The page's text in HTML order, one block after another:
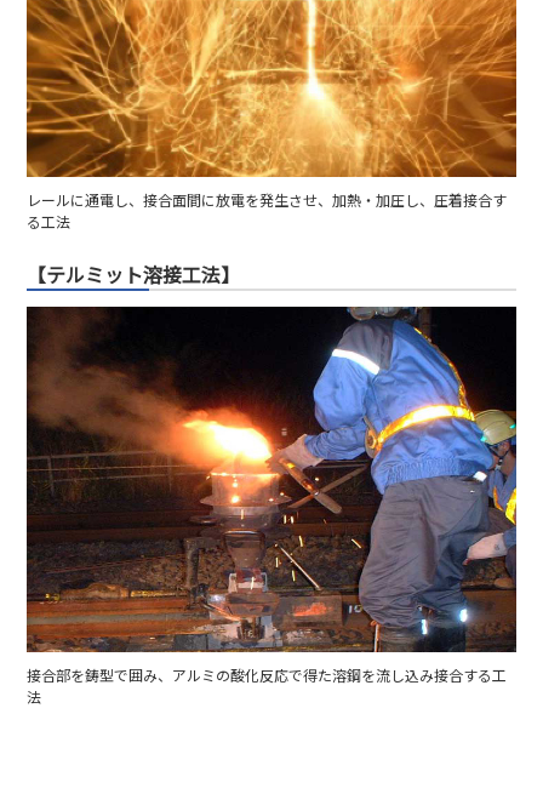
レールに通電し、接合面間に放電を発生させ、加熱・加圧し、圧着接合す
る工法
【テルミット溶接工法】
接合部を鋳型で囲み、アルミの酸化反応で得た溶鋼を流し込み接合する工
法